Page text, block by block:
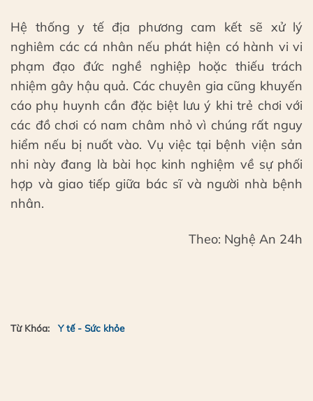
Hệ thống y tế địa phương cam kết sẽ xử lý
nghiêm các cá nhân nếu phát hiện có hành vi vi
phạm đạo đức nghề nghiệp hoặc thiếu trách
nhiệm gây hậu quả. Các chuyên gia cũng khuyến
cáo phụ huynh cần đặc biệt lưu ý khi trẻ chơi với
các đồ chơi có nam châm nhỏ vì chúng rất nguy
hiểm nếu bị nuốt vào. Vụ việc tại bệnh viện sản
nhi này đang là bài học kinh nghiệm về sự phối
hợp và giao tiếp giữa bác sĩ và người nhà bệnh
nhân.
Theo: Nghệ An 24h
Từ Khóa: Y tế - Sức khỏe